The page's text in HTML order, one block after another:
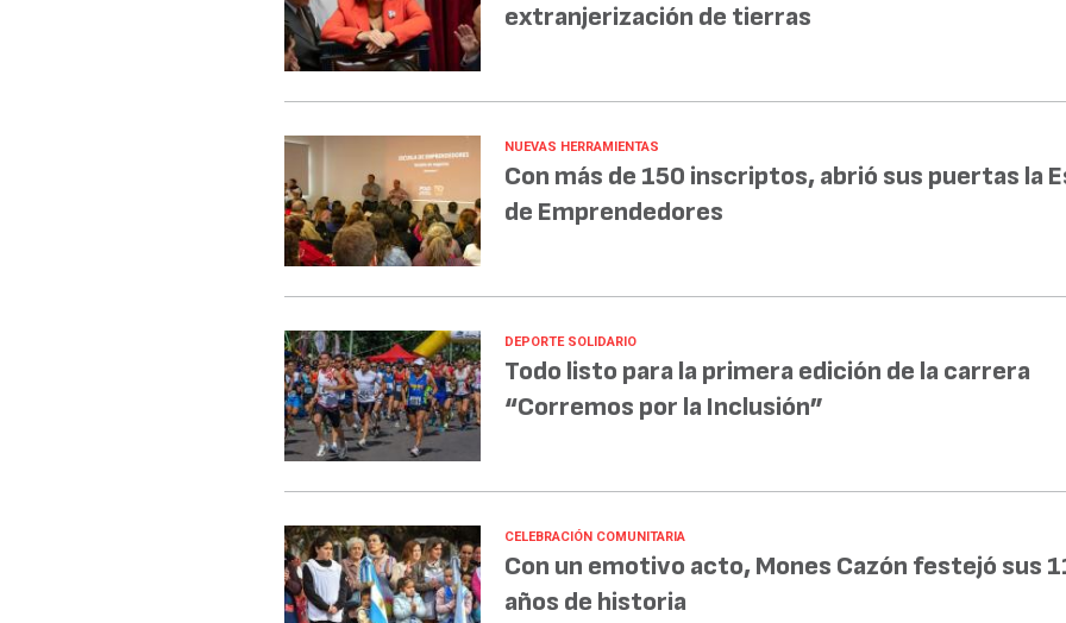
extranjerización de tierras
NUEVAS HERRAMIENTAS
Con más de 150 inscriptos, abrió sus puertas la
de Emprendedores
DEPORTE SOLIDARIO
Todo listo para la primera edición de la carrera
“Corremos por la Inclusión”
CELEBRACIÓN COMUNITARIA
Con un emotivo acto, Mones Cazón festejó sus
años de historia